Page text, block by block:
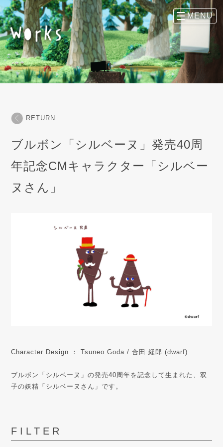
RETURN
ブルボン「シルベーヌ」発売40周
年記念CMキャラクター「シルベー
ヌさん」
Character Design ： Tsuneo Goda / 合田 経郎 (dwarf)
ブルボン「シルベーヌ」の発売40周年を記念して生まれた、双
子の妖精「シルベーヌさん」です。
FILTER